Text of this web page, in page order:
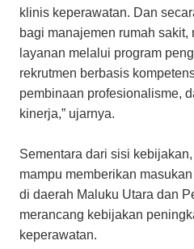
klinis keperawatan. Dan
bagi manajemen rumah
layanan melalui program
rekrutmen berbasis
pembinaan profesionalisme,
kinerja,” ujarnya.
Sementara dari sisi
mampu memberikan
di daerah Maluku Utara dan
merancang kebijakan
keperawatan.